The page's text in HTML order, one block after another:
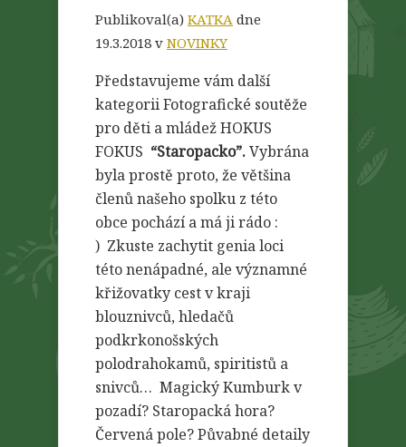
Publikoval(a) KATKA dne
19.3.2018 v NOVINKY
Představujeme vám další
kategorii Fotografické soutěže
pro děti a mládež HOKUS
FOKUS “Staropacko”.Vybrána
byla prostě proto, že většina
členů našeho spolku z této
obce pochází a má ji rádo :
) Zkuste zachytit genia loci
této nenápadné, ale významné
křižovatky cestv kraji
blouznivců, hledačů
podkrkonošských
polodrahokamů, spiritistů a
snivců… Magický Kumburk v
pozadí? Staropacká hora?
Červená pole? Půvabné detaily